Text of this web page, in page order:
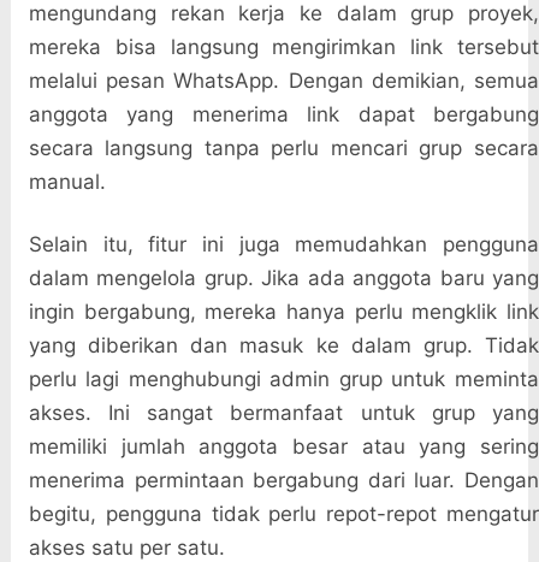
mengundang rekan kerja ke dalam grup proyek,
mereka bisa langsung mengirimkan link tersebut
melalui pesan WhatsApp. Dengan demikian, semua
anggota yang menerima link dapat bergabung
secara langsung tanpa perlu mencari grup secara
manual.
Selain itu, fitur ini juga memudahkan pengguna
dalam mengelola grup. Jika ada anggota baru yang
ingin bergabung, mereka hanya perlu mengklik link
yang diberikan dan masuk ke dalam grup. Tidak
perlu lagi menghubungi admin grup untuk meminta
akses. Ini sangat bermanfaat untuk grup yang
memiliki jumlah anggota besar atau yang sering
menerima permintaan bergabung dari luar. Dengan
begitu, pengguna tidak perlu repot-repot mengatur
akses satu per satu.